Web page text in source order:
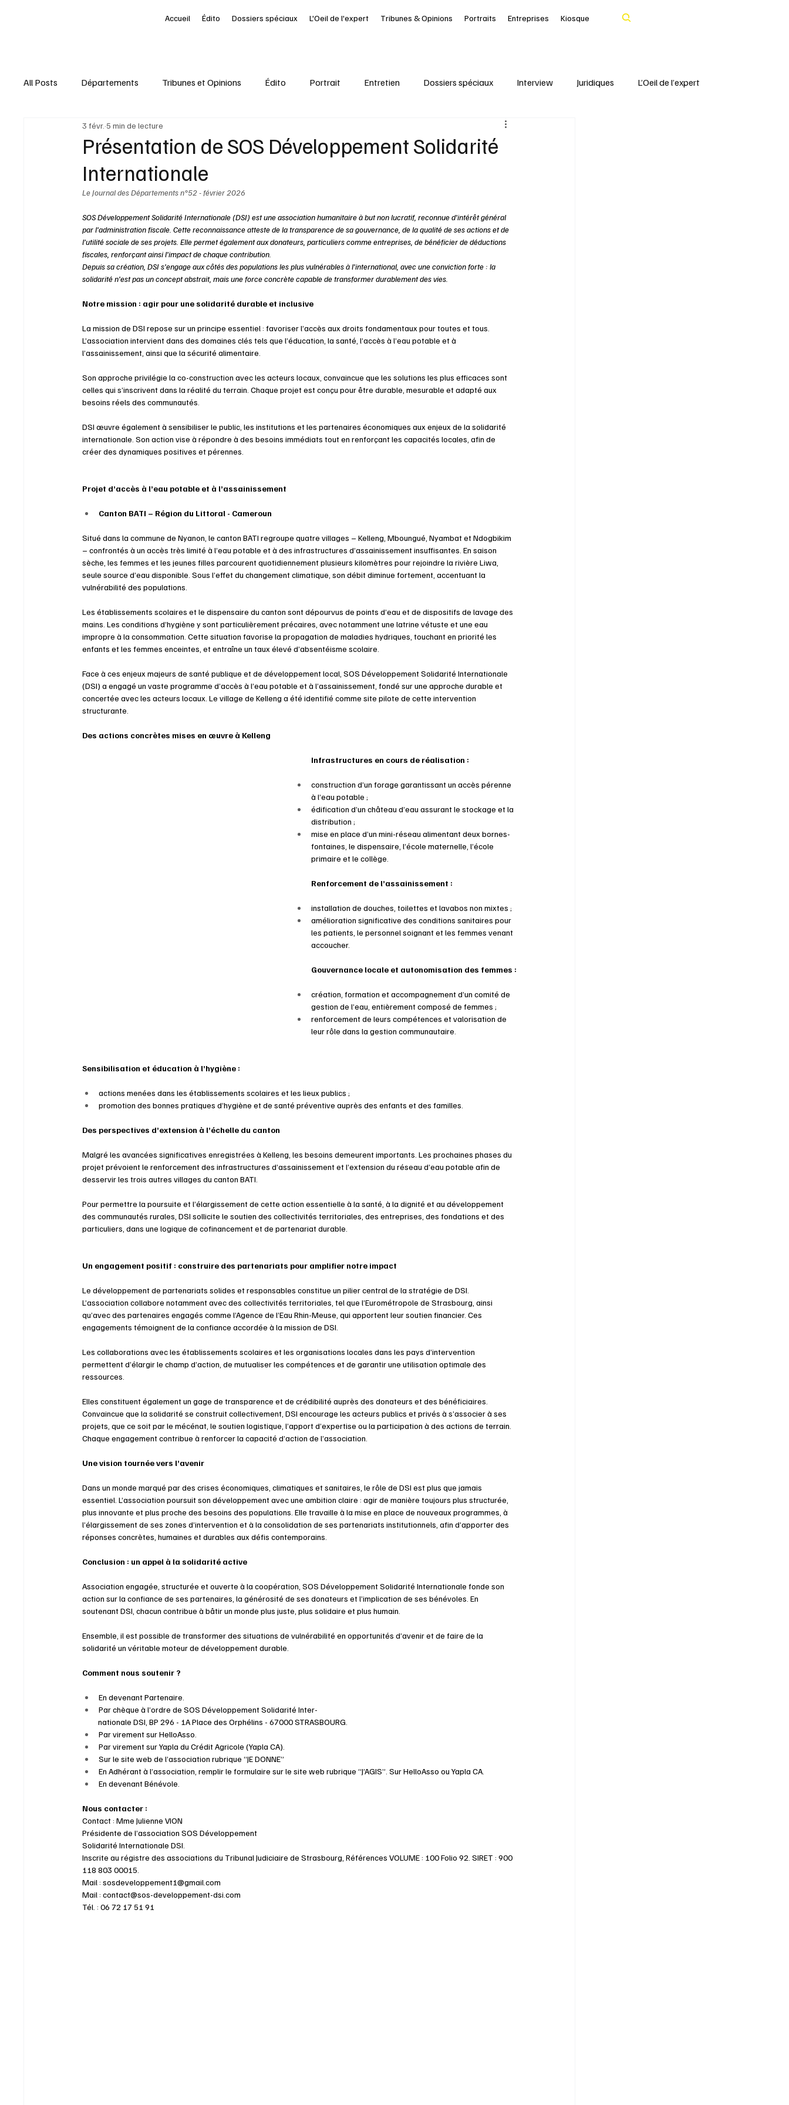
Accueil Édito Dossiers spéciaux L'Oeil de l'expert Tribunes & Opinions Portraits Entreprises Kiosque
All Posts Départements Tribunes et Opinions Édito Portrait Entretien Dossiers spéciaux Interview Juridiques L’Oeil de l’expert
Nominations Entreprises Kiosque
À la une des Départements
Baromètre
Présentation de SOS Développement Solidarité
Internationale
3 févr. 5 min de lecture
Le Journal des Départements n°52 - février 2026
SOS Développement Solidarité Internationale (DSI) est une association humanitaire à but non lucratif, reconnue d’intérêt général
par l’administration fiscale. Cette reconnaissance atteste de la transparence de sa gouvernance, de la qualité de ses actions et de
l’utilité sociale de ses projets. Elle permet également aux donateurs, particuliers comme entreprises, de bénéficier de déductions
fiscales, renforçant ainsi l’impact de chaque contribution.
Depuis sa création, DSI s’engage aux côtés des populations les plus vulnérables à l’international, avec une conviction forte : la
solidarité n’est pas un concept abstrait, mais une force concrète capable de transformer durablement des vies.
Notre mission : agir pour une solidarité durable et inclusive
La mission de DSI repose sur un principe essentiel : favoriser l’accès aux droits fondamentaux pour toutes et tous.
L’association intervient dans des domaines clés tels que l’éducation, la santé, l’accès à l’eau potable et à
l’assainissement, ainsi que la sécurité alimentaire.
Son approche privilégie la co-construction avec les acteurs locaux, convaincue que les solutions les plus efficaces sont
celles qui s’inscrivent dans la réalité du terrain. Chaque projet est conçu pour être durable, mesurable et adapté aux
besoins réels des communautés.
DSI œuvre également à sensibiliser le public, les institutions et les partenaires économiques aux enjeux de la solidarité
internationale. Son action vise à répondre à des besoins immédiats tout en renforçant les capacités locales, afin de
créer des dynamiques positives et pérennes.
Projet d’accès à l’eau potable et à l’assainissement
Canton BATI – Région du Littoral - Cameroun
Situé dans la commune de Nyanon, le canton BATI regroupe quatre villages – Kelleng, Mboungué, Nyambat et Ndogbikim
– confrontés à un accès très limité à l’eau potable et à des infrastructures d’assainissement insuffisantes. En saison
sèche, les femmes et les jeunes filles parcourent quotidiennement plusieurs kilomètres pour rejoindre la rivière Liwa,
seule source d’eau disponible. Sous l’effet du changement climatique, son débit diminue fortement, accentuant la
vulnérabilité des populations.
Les établissements scolaires et le dispensaire du canton sont dépourvus de points d’eau et de dispositifs de lavage des
mains. Les conditions d’hygiène y sont particulièrement précaires, avec notamment une latrine vétuste et une eau
impropre à la consommation. Cette situation favorise la propagation de maladies hydriques, touchant en priorité les
enfants et les femmes enceintes, et entraîne un taux élevé d’absentéisme scolaire.
Face à ces enjeux majeurs de santé publique et de développement local, SOS Développement Solidarité Internationale
(DSI) a engagé un vaste programme d’accès à l’eau potable et à l’assainissement, fondé sur une approche durable et
concertée avec les acteurs locaux. Le village de Kelleng a été identifié comme site pilote de cette intervention
structurante.
Des actions concrètes mises en œuvre à Kelleng
Infrastructures en cours de réalisation :
construction d’un forage garantissant un accès pérenne
à l’eau potable ;
édification d’un château d’eau assurant le stockage et la
distribution ;
mise en place d’un mini-réseau alimentant deux bornes-
fontaines, le dispensaire, l’école maternelle, l’école
primaire et le collège.
Renforcement de l’assainissement :
installation de douches, toilettes et lavabos non mixtes ;
amélioration significative des conditions sanitaires pour
les patients, le personnel soignant et les femmes venant
accoucher.
Gouvernance locale et autonomisation des femmes :
création, formation et accompagnement d’un comité de
gestion de l’eau, entièrement composé de femmes ;
renforcement de leurs compétences et valorisation de
leur rôle dans la gestion communautaire.
Sensibilisation et éducation à l’hygiène :
actions menées dans les établissements scolaires et les lieux publics ;
promotion des bonnes pratiques d’hygiène et de santé préventive auprès des enfants et des familles.
Des perspectives d’extension à l’échelle du canton
Malgré les avancées significatives enregistrées à Kelleng, les besoins demeurent importants. Les prochaines phases du
projet prévoient le renforcement des infrastructures d’assainissement et l’extension du réseau d’eau potable afin de
desservir les trois autres villages du canton BATI.
Pour permettre la poursuite et l’élargissement de cette action essentielle à la santé, à la dignité et au développement
des communautés rurales, DSI sollicite le soutien des collectivités territoriales, des entreprises, des fondations et des
particuliers, dans une logique de cofinancement et de partenariat durable.
Un engagement positif : construire des partenariats pour amplifier notre impact
Le développement de partenariats solides et responsables constitue un pilier central de la stratégie de DSI.
L’association collabore notamment avec des collectivités territoriales, tel que l’Eurométropole de Strasbourg, ainsi
qu’avec des partenaires engagés comme l’Agence de l’Eau Rhin-Meuse, qui apportent leur soutien financier. Ces
engagements témoignent de la confiance accordée à la mission de DSI.
Les collaborations avec les établissements scolaires et les organisations locales dans les pays d’intervention
permettent d’élargir le champ d’action, de mutualiser les compétences et de garantir une utilisation optimale des
ressources.
Elles constituent également un gage de transparence et de crédibilité auprès des donateurs et des bénéficiaires.
Convaincue que la solidarité se construit collectivement, DSI encourage les acteurs publics et privés à s’associer à ses
projets, que ce soit par le mécénat, le soutien logistique, l’apport d’expertise ou la participation à des actions de terrain.
Chaque engagement contribue à renforcer la capacité d’action de l’association.
Une vision tournée vers l’avenir
Dans un monde marqué par des crises économiques, climatiques et sanitaires, le rôle de DSI est plus que jamais
essentiel. L’association poursuit son développement avec une ambition claire : agir de manière toujours plus structurée,
plus innovante et plus proche des besoins des populations. Elle travaille à la mise en place de nouveaux programmes, à
l’élargissement de ses zones d’intervention et à la consolidation de ses partenariats institutionnels, afin d’apporter des
réponses concrètes, humaines et durables aux défis contemporains.
Conclusion : un appel à la solidarité active
Association engagée, structurée et ouverte à la coopération, SOS Développement Solidarité Internationale fonde son
action sur la confiance de ses partenaires, la générosité de ses donateurs et l’implication de ses bénévoles. En
soutenant DSI, chacun contribue à bâtir un monde plus juste, plus solidaire et plus humain.
Ensemble, il est possible de transformer des situations de vulnérabilité en opportunités d’avenir et de faire de la
solidarité un véritable moteur de développement durable.
Comment nous soutenir ?
En devenant Partenaire.
Par chèque à l’ordre de SOS Développement Solidarité Inter-
nationale DSI, BP 296 - 1A Place des Orphélins - 67000 STRASBOURG.
Par virement sur HelloAsso.
Par virement sur Yapla du Crédit Agricole (Yapla CA).
Sur le site web de l’association rubrique “JE DONNE”
En Adhérant à l’association, remplir le formulaire sur le site web rubrique “J’AGIS”. Sur HelloAsso ou Yapla CA.
En devenant Bénévole.
Nous contacter :
Contact : Mme Julienne VION
Présidente de l’association SOS Développement
Solidarité Internationale DSI.
Inscrite au régistre des associations du Tribunal Judiciaire de Strasbourg, Références VOLUME : 100 Folio 92. SIRET : 900
118 803 00015.
Mail : sosdeveloppement1@gmail.com
Mail : contact@sos-developpement-dsi.com
Tél. : 06 72 17 51 91